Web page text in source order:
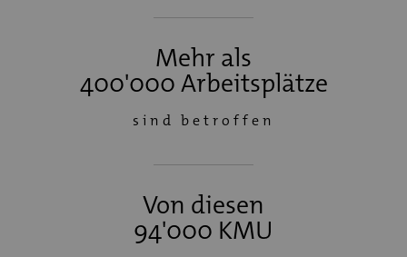
Mehr als
400'000 Arbeitsplätze
sind betroffen
Von diesen
94'000 KMU